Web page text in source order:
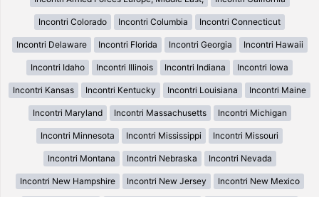
Incontri Colorado Incontri Columbia Incontri Connecticut
Incontri Delaware Incontri Florida Incontri Georgia Incontri Hawaii
Incontri Idaho Incontri Illinois Incontri Indiana Incontri Iowa
Incontri Kansas Incontri Kentucky Incontri Louisiana Incontri Maine
Incontri Maryland Incontri Massachusetts Incontri Michigan
Incontri Minnesota Incontri Mississippi Incontri Missouri
Incontri Montana Incontri Nebraska Incontri Nevada
Incontri New Hampshire Incontri New Jersey Incontri New Mexico